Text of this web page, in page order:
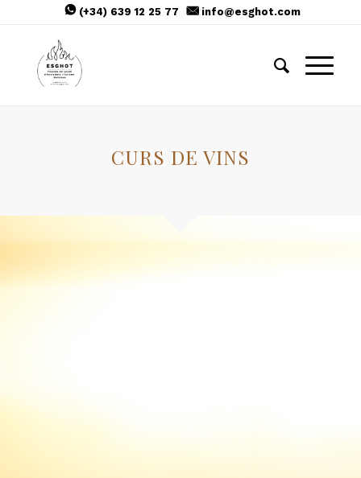
(+34) 639 12 25 77 info@esghot.com
CURS DE VINS